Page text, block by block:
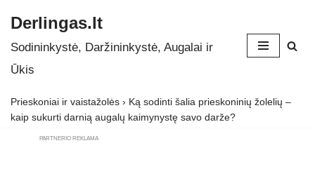
Skip
to
Derlingas.lt
Sodininkystė, Daržininkystė, Augalai ir
Ūkis
Prieskoniai ir vaistažolės › Ką sodinti šalia prieskoninių žolelių –
kaip sukurti darnią augalų kaimynystę savo darže?
PARTNERIO REKLAMA